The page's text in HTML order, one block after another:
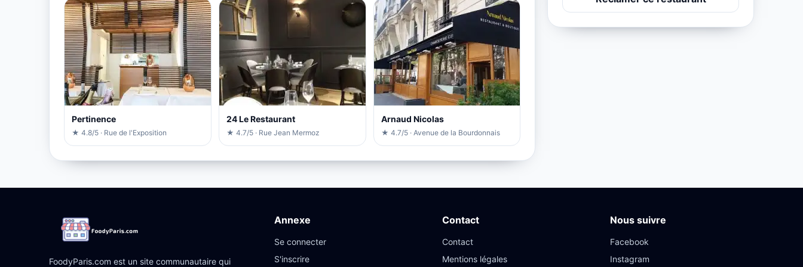
Pertinence
★ 4.8/5 · Rue de l'Exposition
24 Le Restaurant
★ 4.7/5 · Rue Jean Mermoz
Arnaud Nicolas
★ 4.7/5 · Avenue de la Bourdonnais
FoodyParis.com est un site communautaire qui
Annexe
Se connecter
S'inscrire
Contact
Contact
Mentions légales
Nous suivre
Facebook
Instagram